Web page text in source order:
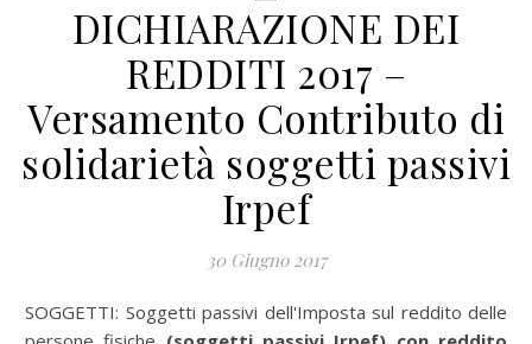
DICHIARAZIONE DEI
REDDITI 2017 –
Versamento Contributo di
solidarietà soggetti passivi
Irpef
30 Giugno 2017
SOGGETTI: Soggetti passivi dell'Imposta sul reddito delle